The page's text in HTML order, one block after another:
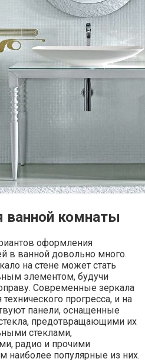
ванной комнаты
оформления
в ванной довольно много.
на стене может стать
элементом, будучи
Современные зеркала
прогресса, и на
панели, оснащенные
предотвращающими их
стеклами,
радио и прочими
наиболее популярные из них.